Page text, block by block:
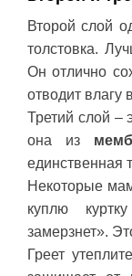
Второй слой
толстовка.
Он отлично
отводит влагу
Третий слой –
она из
единственная
Некоторые
куплю
замерзнет».
Греет